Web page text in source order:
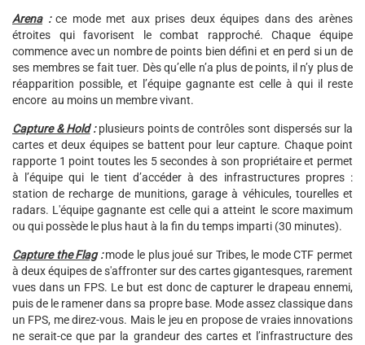
Arena:ce mode met aux prises deux équipes dans des arènes
étroites qui favorisent le combat rapproché. Chaque équipe
commence avec un nombre de points bien défini et en perd si un de
ses membres se fait tuer. Dès qu’elle n’a plus de points, il n’y plus de
réapparition possible, et l’équipe gagnante est celle à qui il reste
encore au moins un membre vivant.
Capture & Hold:plusieurs points de contrôles sont dispersés sur la
cartes et deux équipes se battent pour leur capture. Chaque point
rapporte 1 point toutes les 5 secondes à son propriétaire et permet
à l’équipe qui le tient d’accéder à des infrastructures propres :
station de recharge de munitions, garage à véhicules, tourelles et
radars. L'équipe gagnante est celle qui a atteint le score maximum
ou qui possède le plus haut à la fin du temps imparti (30 minutes).
Capture the Flag: mode le plus joué sur Tribes, le mode CTF permet
à deux équipes de s'affronter sur des cartes gigantesques, rarement
vues dans un FPS. Le but est donc de capturer le drapeau ennemi,
puis de le ramener dans sa propre base. Mode assez classique dans
un FPS, me direz-vous. Mais le jeu en propose de vraies innovations
ne serait-ce que par la grandeur des cartes et l’infrastructure des